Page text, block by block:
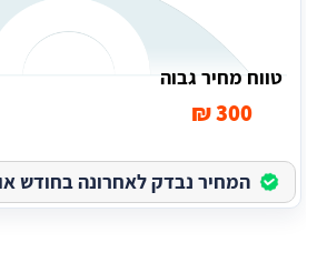
טווח מחיר גבוה
300 ₪
המחיר נבדק לאחרונה בחודש